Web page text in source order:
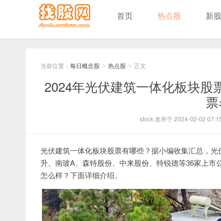
首页 热点股 新
当前位置： 每日概念股 > 热点股 > 正文
2024年光伏建筑一体化板块
stock 发布于 2024-02-02
光伏建筑一体化板块股票有哪些？据小编收集汇总，
升、南玻A、森特股份、中来股份、特锐德等36家上
怎么样？下面详细介绍。